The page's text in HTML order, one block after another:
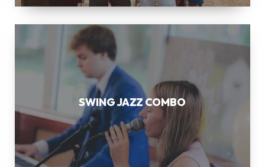
SWING JAZZ COMBO
JAZZ